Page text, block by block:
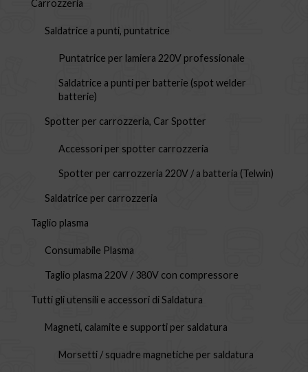
Carrozzeria
Saldatrice a punti, puntatrice
Puntatrice per lamiera 220V professionale
Saldatrice a punti per batterie (spot welder
batterie)
Spotter per carrozzeria, Car Spotter
Accessori per spotter carrozzeria
Spotter per carrozzeria 220V / a batteria (Telwin)
Saldatrice per carrozzeria
Taglio plasma
Consumabile Plasma
Taglio plasma 220V / 380V con compressore
Tutti gli utensili e accessori di Saldatura
Magneti, calamite e supporti per saldatura
Morsetti / squadre magnetiche per saldatura